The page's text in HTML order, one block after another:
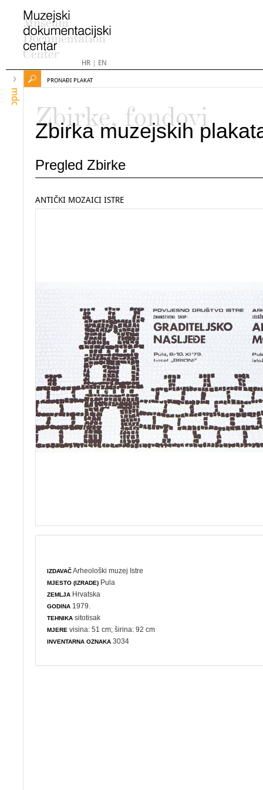
HR| EN
mdc
PRONAĐI PLAKAT
Zbirke, fondovi
Zbirka muzejskih
Pregled Zbirke
ANTIČKI MOZAICI ISTRE
IZDAVAČArheološki muzej Istre
MJESTO (IZRADE) Pula
ZEMLJA Hrvatska
GODINA 1979.
TEHNIKA sitotisak
MJERE visina: 51 cm; širina: 92 cm
INVENTARNA OZNAKA 3034